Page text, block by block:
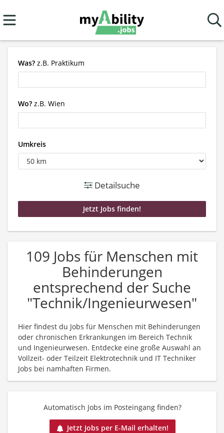
Was? z.B. Praktikum
Wo? z.B. Wien
Umkreis
Detailsuche
109 Jobs für Menschen mit
Behinderungen
entsprechend der Suche
"Technik/Ingenieurwesen"
Hier findest du Jobs für Menschen mit Behinderungen
oder chronischen Erkrankungen im Bereich Technik
und Ingenieurwesen. Entdecke eine große Auswahl an
Vollzeit- oder Teilzeit Elektrotechnik und IT Techniker
Jobs bei namhaften Firmen.
Automatisch Jobs im Posteingang finden?
Jetzt Jobs per E-Mail erhalten!